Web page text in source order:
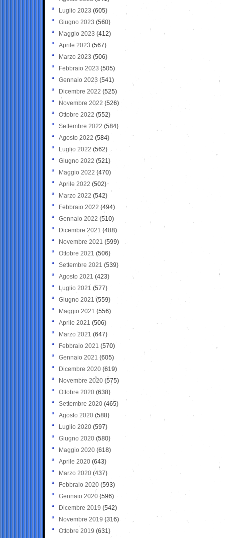
Luglio 2023 (605)
Giugno 2023 (560)
Maggio 2023 (412)
Aprile 2023 (567)
Marzo 2023 (506)
Febbraio 2023 (505)
Gennaio 2023 (541)
Dicembre 2022 (525)
Novembre 2022 (526)
Ottobre 2022 (552)
Settembre 2022 (584)
Agosto 2022 (584)
Luglio 2022 (562)
Giugno 2022 (521)
Maggio 2022 (470)
Aprile 2022 (502)
Marzo 2022 (542)
Febbraio 2022 (494)
Gennaio 2022 (510)
Dicembre 2021 (488)
Novembre 2021 (599)
Ottobre 2021 (506)
Settembre 2021 (539)
Agosto 2021 (423)
Luglio 2021 (577)
Giugno 2021(559)
Maggio 2021 (556)
Aprile 2021 (506)
Marzo 2021 (647)
Febbraio 2021 (570)
Gennaio 2021 (605)
Dicembre 2020 (619)
Novembre 2020 (575)
Ottobre 2020 (638)
Settembre 2020(465)
Agosto 2020 (588)
Luglio 2020 (597)
Giugno 2020 (580)
Maggio 2020 (618)
Aprile 2020 (643)
Marzo 2020 (437)
Febbraio 2020 (593)
Gennaio 2020 (596)
Dicembre 2019 (542)
Novembre 2019 (316)
Ottobre 2019 (631)